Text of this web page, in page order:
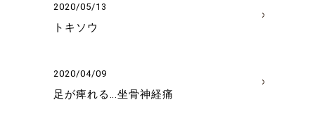
2020/05/13
トキソウ
2020/04/09
足が痺れる…坐骨神経痛